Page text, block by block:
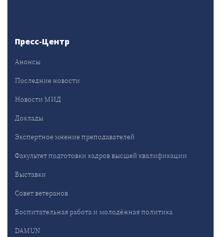
Пресс-Центр
Анонсы
Последние новости
Новости МИД
Доклады
Экспертное мнение преподавателей
Факультет подготовки кадров высшей квалификации
Выставки
Совет ветеранов
Воспитательная работа и молодёжная политика
DAMUN